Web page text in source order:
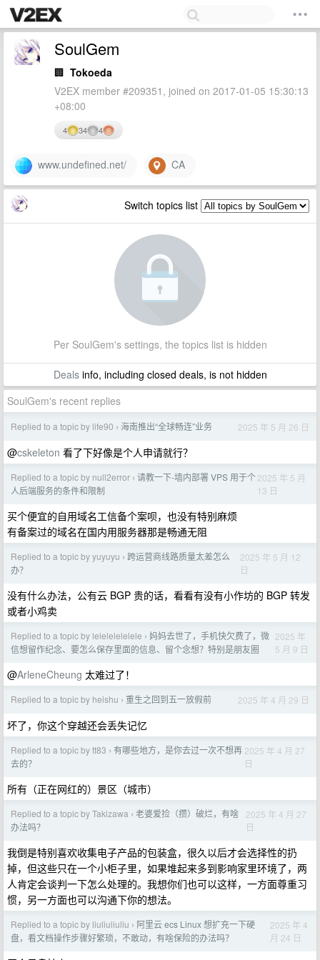
SoulGem
🏢 Tokoeda
V2EX member #209351, joined on 2017-01-05 15:30:13
+08:00
4 34 4
www.undefined.net/ CA
Switch topics list
Per SoulGem's settings, the topics list is hidden
Dealsinfo, including closed deals, is not hidden
SoulGem's recent replies
Replied to a topic by life90 › 海南推出“全球畅连”业务 2025 年 5 月 26 日
@cskeleton 看了下好像是个人申请就行？
Replied to a topic by null2error › 请教一下-墙内部署 VPS 用于个
人后端服务的条件和限制
2025 年 5 月
13 日
买个便宜的自用域名工信备个案呗，也没有特别麻烦
有备案过的域名在国内用服务器那是畅通无阻
Replied to a topic by yuyuyu › 跨运营商线路质量太差怎么
办？
2025 年 5 月 12
日
没有什么办法，公有云 BGP 贵的话，看看有没有小作坊的 BGP 转发
或者小鸡卖
Replied to a topic by lelelelelelele › 妈妈去世了，手机快欠费了，微
信想留作纪念、要怎么保存里面的信息、留个念想？特别是朋友圈
2025 年
5 月 9 日
@ArleneCheung 太难过了！
Replied to a topic by heishu › 重生之回到五一放假前 2025 年 4 月 29 日
坏了，你这个穿越还会丢失记忆
Replied to a topic by tt83 › 有哪些地方，是你去过一次不想再
去的？
2025 年 4 月 27
日
所有（正在网红的）景区（城市）
Replied to a topic by Takizawa › 老婆爱捡（攒）破烂，有啥
办法吗？
2025 年 4 月 27
日
我倒是特别喜欢收集电子产品的包装盒，很久以后才会选择性的扔
掉，但这些只在一个小柜子里，如果堆起来多到影响家里环境了，两
人肯定会谈判一下怎么处理的。我想你们也可以这样，一方面尊重习
惯，另一方面也可以沟通下你的想法。
Replied to a topic by liuliuliuliu › 阿里云 ecs Linux 想扩充一下硬
盘，看文档操作步骤好繁琐，不敢动，有啥保险的办法吗？
2025 年 4
月 24 日